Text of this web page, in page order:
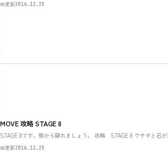
📅更新2016.12.25
MOVE 攻略 STAGE 8
STAGE 8です。熊から隠れましょう。 攻略 STAGE 8 ウサギと石が
📅更新2016.12.25